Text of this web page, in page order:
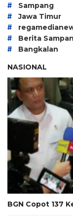
# Sampang
# Jawa Timur
#
# Berita
#
Bangkalan
NASIONAL
BGN Copot 137